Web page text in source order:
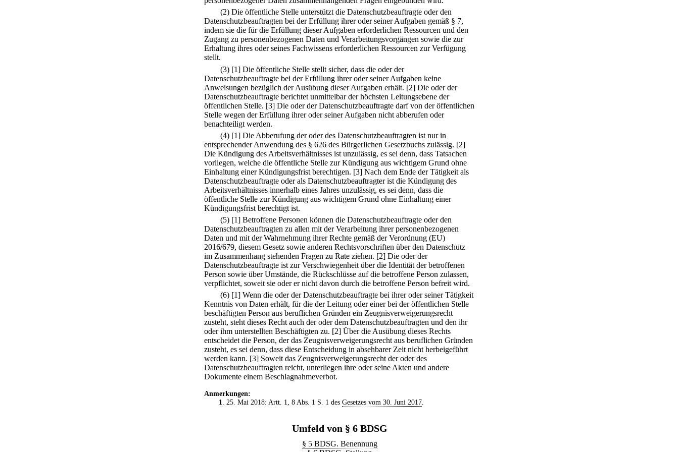
(2) Die öffentliche Stelle unterstützt die Datenschutzbeauftragte oder den
Datenschutzbeauftragten bei der Erfüllung ihrer oder seiner Aufgaben gemäß § 7,
indem sie die für die Erfüllung dieser Aufgaben erforderlichen Ressourcen und den
Zugang zu personenbezogenen Daten und Verarbeitungsvorgängen sowie die zur
Erhaltung ihres oder seines Fachwissens erforderlichen Ressourcen zur Verfügung
stellt.
(3) [1] Die öffentliche Stelle stellt sicher, dass die oder der
Datenschutzbeauftragte bei der Erfüllung ihrer oder seiner Aufgaben keine
Anweisungen bezüglich der Ausübung dieser Aufgaben erhält. [2] Die oder der
Datenschutzbeauftragte berichtet unmittelbar der höchsten Leitungsebene der
öffentlichen Stelle. [3] Die oder der Datenschutzbeauftragte darf von der öffentlichen
Stelle wegen der Erfüllung ihrer oder seiner Aufgaben nicht abberufen oder
benachteiligt werden.
(4) [1] Die Abberufung der oder des Datenschutzbeauftragten ist nur in
entsprechender Anwendung des § 626 des Bürgerlichen Gesetzbuchs zulässig. [2]
Die Kündigung des Arbeitsverhältnisses ist unzulässig, es sei denn, dass Tatsachen
vorliegen, welche die öffentliche Stelle zur Kündigung aus wichtigem Grund ohne
Einhaltung einer Kündigungsfrist berechtigen. [3] Nach dem Ende der Tätigkeit als
Datenschutzbeauftragte oder als Datenschutzbeauftragter ist die Kündigung des
Arbeitsverhältnisses innerhalb eines Jahres unzulässig, es sei denn, dass die
öffentliche Stelle zur Kündigung aus wichtigem Grund ohne Einhaltung einer
Kündigungsfrist berechtigt ist.
(5) [1] Betroffene Personen können die Datenschutzbeauftragte oder den
Datenschutzbeauftragten zu allen mit der Verarbeitung ihrer personenbezogenen
Daten und mit der Wahrnehmung ihrer Rechte gemäß der Verordnung (EU)
2016/679, diesem Gesetz sowie anderen Rechtsvorschriften über den Datenschutz
im Zusammenhang stehenden Fragen zu Rate ziehen. [2] Die oder der
Datenschutzbeauftragte ist zur Verschwiegenheit über die Identität der betroffenen
Person sowie über Umstände, die Rückschlüsse auf die betroffene Person zulassen,
verpflichtet, soweit sie oder er nicht davon durch die betroffene Person befreit wird.
(6) [1] Wenn die oder der Datenschutzbeauftragte bei ihrer oder seiner Tätigkeit
Kenntnis von Daten erhält, für die der Leitung oder einer bei der öffentlichen Stelle
beschäftigten Person aus beruflichen Gründen ein Zeugnisverweigerungsrecht
zusteht, steht dieses Recht auch der oder dem Datenschutzbeauftragten und den ihr
oder ihm unterstellten Beschäftigten zu. [2] Über die Ausübung dieses Rechts
entscheidet die Person, der das Zeugnisverweigerungsrecht aus beruflichen Gründen
zusteht, es sei denn, dass diese Entscheidung in absehbarer Zeit nicht herbeigeführt
werden kann. [3] Soweit das Zeugnisverweigerungsrecht der oder des
Datenschutzbeauftragten reicht, unterliegen ihre oder seine Akten und andere
Dokumente einem Beschlagnahmeverbot.
Anmerkungen:
1. 25. Mai 2018: Artt. 1, 8 Abs. 1 S. 1 des Gesetzes vom 30. Juni 2017.
Umfeld von § 6 BDSG
§ 5 BDSG. Benennung